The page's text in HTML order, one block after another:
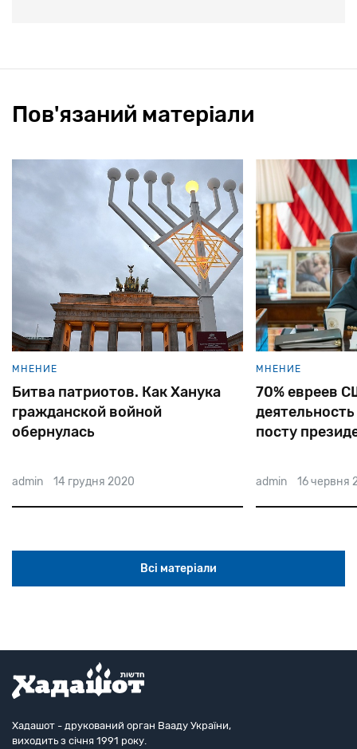
Пов'язаний матеріали
МНЕНИЕ
Битва патриотов. Как Ханука
гражданской войной
обернулась
admin 14 грудня 2020
МНЕНИЕ
70% евреев
посту
admin 16 червня
Всі матеріали
Хадашот - друкований орган Вааду України,
виходить з січня 1991 року.